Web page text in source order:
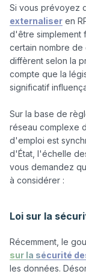
Si vous prévoyez
externaliser en
d'être simplement
certain nombre de
diffèrent selon la
compte que la
significatif
Sur la base de
réseau complexe
d'emploi est
d'État, l'échelle
vous demandez
à considérer :
Loi sur la
Récemment, le
sur la sécurité
les données.